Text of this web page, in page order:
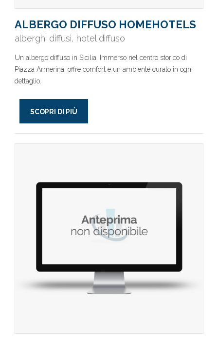
ALBERGO DIFFUSO HOMEHOTELS
alberghi diffusi, hotel diffuso
Un albergo diffuso in Sicilia. Immerso nel centro storico di
Piazza Armerina, offre comfort e un ambiente curato in ogni
dettaglio.
SCOPRI DI PIÙ